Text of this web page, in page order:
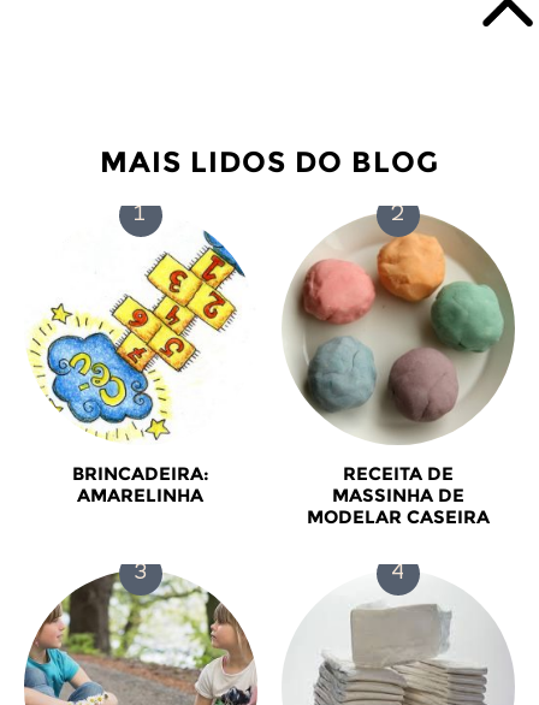
MAIS LIDOS DO BLOG
BRINCADEIRA:
AMARELINHA
RECEITA DE
MASSINHA DE
MODELAR CASEIRA